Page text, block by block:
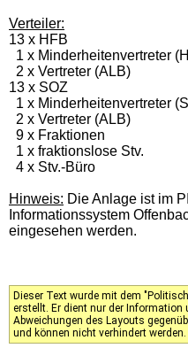
Verteiler:
13 x HFB
1 x Minderheitenvertreter
2 x Vertreter (ALB)
13 x SOZ
1 x Minderheitenvertreter
2 x Vertreter (ALB)
9 x Fraktionen
1 x fraktionslose Stv.
4 x Stv.-Büro
Hinweis: Die Anlage ist im
Informationssystem
eingesehen werden.
Dieser Text wurde mit dem
erstellt. Er dient nur der
Abweichungen des Layouts
und können nicht verhindert werden.